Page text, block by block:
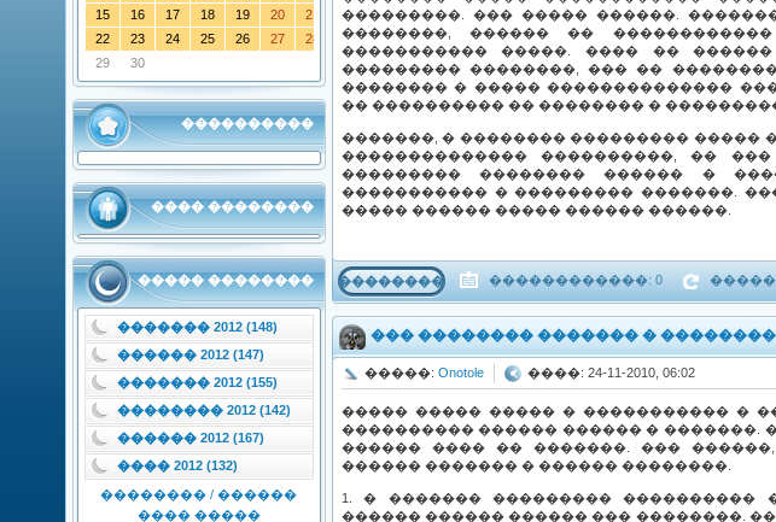
15
16 17 18 19 20
21
22
23 24 25 26 27
28
29
30
����������
���� ��������
����� ��������
������� 2012 (148)
������ 2012 (147)
������� 2012 (155)
�������� 2012 (142)
������ 2012 (167)
���� 2012 (132)
�������� / ������
���� �����
���������. ��� ����� ������.
��������, ������ ��
����������� �����. ���� ��
��������� ��������, ��� ��
�������� � ����� ��������������
�� ���������� �� �������� �
�������, � �������� ��������� �����
�������������� ����������, ��
��������� �������� ������ �
����������� � ��������� �������.
����� ������ ����� ������ ������.
��������� ������������: 0
��� �������� ������� �
�����: Onotole ����: 24-11-2010, 06:02
����� ����� ����� � ����������� �
���������� ������ ������ � �������.
������ ���� �� �������. ���
������ ������� � ������ ��������.
1. � ������� ��������� ����������
������ ������ ������ ��� ��������.